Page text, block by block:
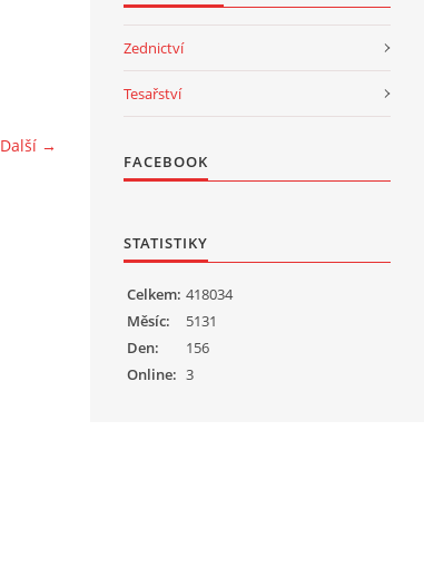
Další →
Zednictví
Tesařství
FACEBOOK
STATISTIKY
Online: 3
Celkem: 418034
Měsíc:
5131
Den:
156